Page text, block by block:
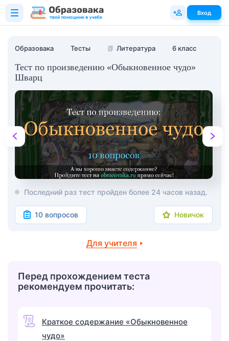
Образовака Тесты 📗 Литература 6 класс
Тест по произведению «Обыкновенное чудо»
Шварц
Последний раз тест пройден более 24 часов назад.
10 вопросов Новичок
Для учителя
Перед прохождением теста
рекомендуем прочитать:
Краткое содержание «Обыкновенное
чудо»
Вход